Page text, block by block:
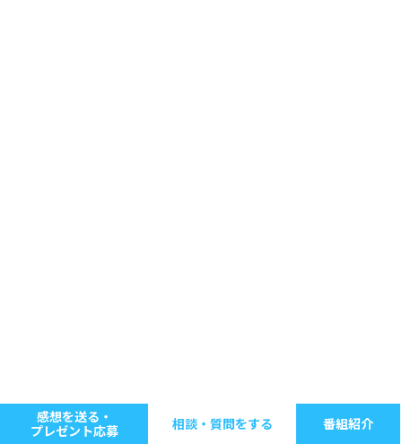
感想を送る・
プレゼント応募
相談・質問をする 番組紹介